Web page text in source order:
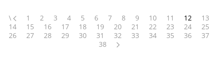
\ 1 2 3 4 5 6 7 8 9 10 11 12
13
14
15 16 17 18 19 20 21 22 23 24
25
26
27 28 29 30 31 32 33 34 35 36
37
38